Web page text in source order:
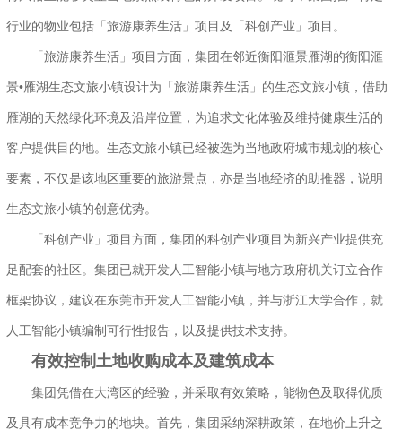
行业的物业包括「旅游康养生活」项目及「科创产业」项目。
「旅游康养生活」项目方面，集团在邻近衡阳滙景雁湖的衡阳滙
景•雁湖生态文旅小镇设计为「旅游康养生活」的生态文旅小镇，借助
雁湖的天然绿化环境及沿岸位置，为追求文化体验及维持健康生活的
客户提供目的地。生态文旅小镇已经被选为当地政府城市规划的核心
要素，不仅是该地区重要的旅游景点，亦是当地经济的助推器，说明
生态文旅小镇的创意优势。
「科创产业」项目方面，集团的科创产业项目为新兴产业提供充
足配套的社区。集团已就开发人工智能小镇与地方政府机关订立合作
框架协议，建议在东莞市开发人工智能小镇，并与浙江大学合作，就
人工智能小镇编制可行性报告，以及提供技术支持。
有效控制土地收购成本及建筑成本
集团凭借在大湾区的经验，并采取有效策略，能物色及取得优质
及具有成本竞争力的地块。首先，集团采纳深耕政策，在地价上升之